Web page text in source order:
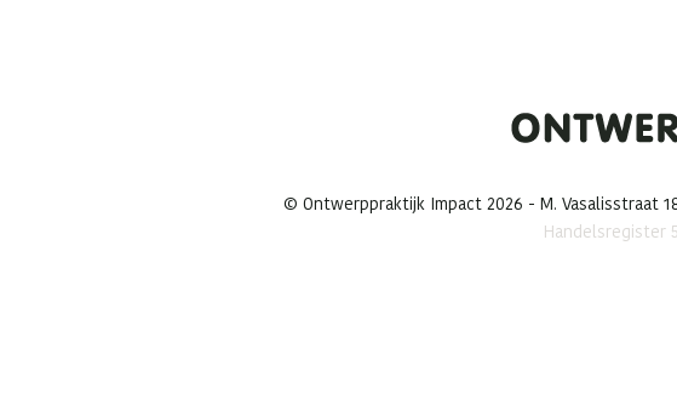
© Ontwerppraktijk Impact 2026 - M. Vasalisstraat
Handelsregister